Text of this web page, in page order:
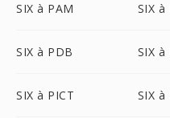
SIX à PAM SIX à
SIX à PDB SIX à
SIX à PICT SIX à